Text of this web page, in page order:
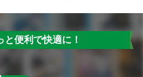
と便利で快適に！